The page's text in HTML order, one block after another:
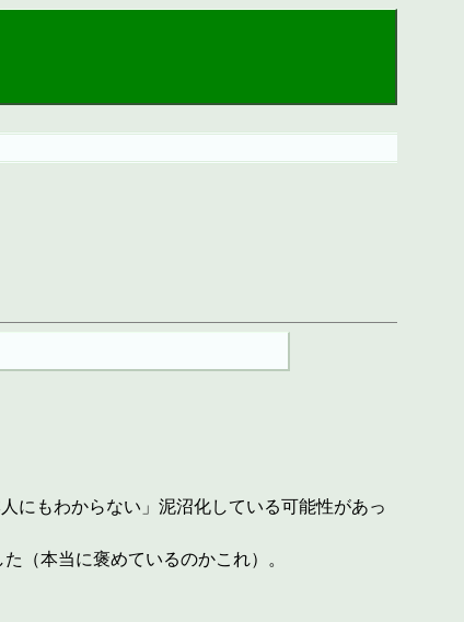
にもわからない」泥沼化している可能性があっ
（本当に褒めているのかこれ）。